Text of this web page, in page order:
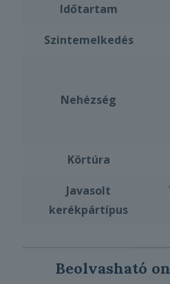
Időtartam
Szintemelkedés
Nehézség
Körtúra
Javasolt
kerékpártípus
Beolvasható